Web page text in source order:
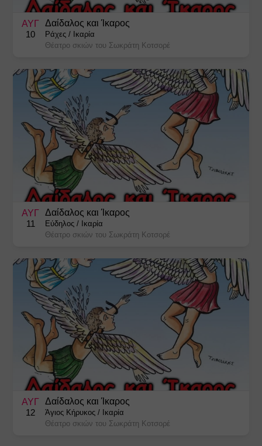
Χριστουγεννιάτικες Εκδηλώσεις
ΑΥΓ
10
Δαίδαλος και Ίκαρος
Ράχες / Ικαρία
Θέατρο σκιών του Σωκράτη Κοτσορέ
ΑΥΓ
11
Δαίδαλος και Ίκαρος
Εύδηλος / Ικαρία
Θέατρο σκιών του Σωκράτη Κοτσορέ
ΑΥΓ
12
Δαίδαλος και Ίκαρος
Άγιος Κήρυκος / Ικαρία
Θέατρο σκιών του Σωκράτη Κοτσορέ